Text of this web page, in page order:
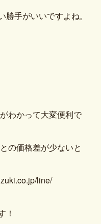
手がいいですよね。
わかって大変便利で
の価格差が少ないと
line/
！